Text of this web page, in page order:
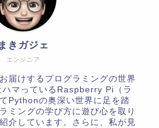
エンジニア
まきガジェ
届けするプログラミングの世界
マっているRaspberry Pi（ラ
Pythonの奥深い世界に足を踏
ミングの学び方に遊び心を取り
介しています。さらに、私が見